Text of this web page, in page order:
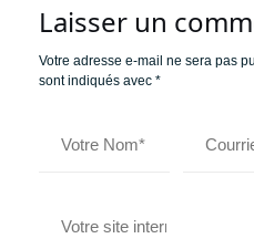
Laisser un
Votre adresse e-mail ne sera pas
sont indiqués avec *